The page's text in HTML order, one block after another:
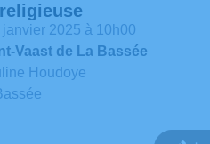
janvier 2025 à 10h00
Vaast de La Bassée
Houdoye